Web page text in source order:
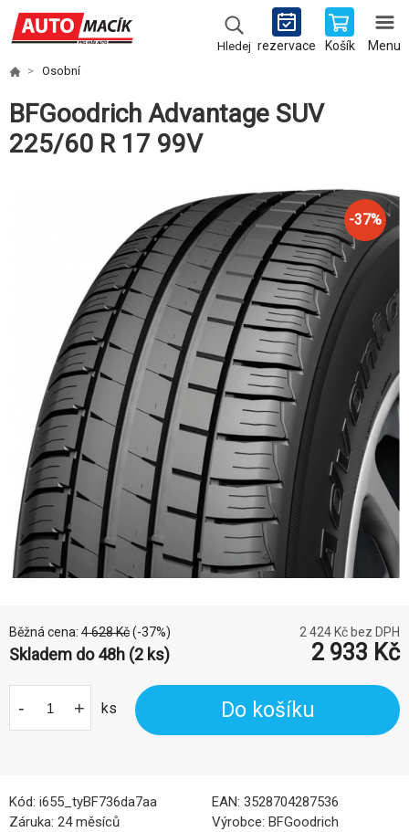
Hledej rezervace Košík Menu
Osobní
BFGoodrich Advantage SUV
225/60 R 17 99V
-37%
Běžná cena: 4 628Kč(-37%) 2 424 Kč bez DPH
Skladem do 48h (2 ks) 2 933 Kč
- + ks Do košíku
Kód: i655_tyBF736da7aa EAN: 3528704287536
Záruka: 24 měsíců Výrobce: BFGoodrich